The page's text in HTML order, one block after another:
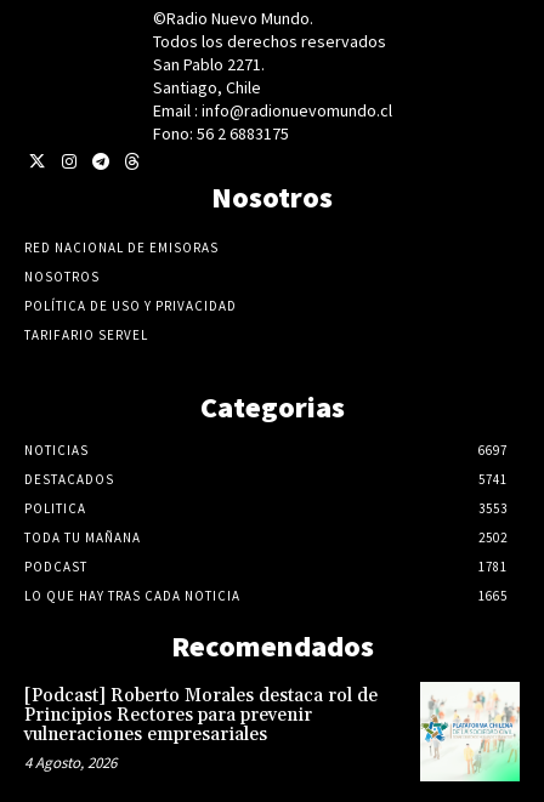
©Radio Nuevo Mundo.
Todos los derechos reservados
San Pablo 2271.
Santiago, Chile
Email : info@radionuevomundo.cl
Fono: 56 2 6883175
Nosotros
RED NACIONAL DE EMISORAS
NOSOTROS
POLÍTICA DE USO Y PRIVACIDAD
TARIFARIO SERVEL
Categorias
NOTICIAS
6697
DESTACADOS
5741
POLITICA
3553
TODA TU MAÑANA
2502
PODCAST
1781
LO QUE HAY TRAS CADA NOTICIA
1665
Recomendados
[Podcast] Roberto Morales destaca rol de
Principios Rectores para prevenir
vulneraciones empresariales
4 Agosto, 2026